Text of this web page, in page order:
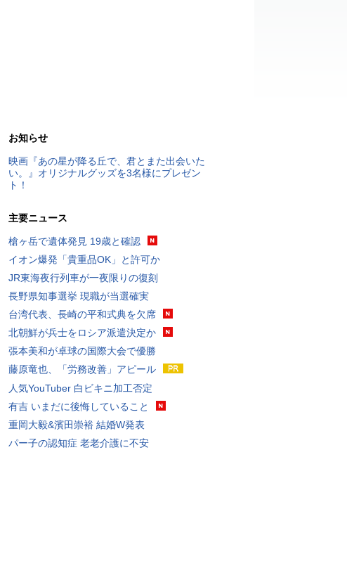
お知らせ
映画『あの星が降る丘で、君とまた出会いた
い。』オリジナルグッズを3名様にプレゼン
ト！
主要ニュース
槍ヶ岳で遺体発見 19歳と確認
イオン爆発「貴重品OK」と許可か
JR東海夜行列車が一夜限りの復刻
長野県知事選挙 現職が当選確実
台湾代表、長崎の平和式典を欠席
北朝鮮が兵士をロシア派遣決定か
張本美和が卓球の国際大会で優勝
藤原竜也、「労務改善」アピール
人気YouTuber 白ビキニ加工否定
有吉 いまだに後悔していること
重岡大毅&濱田崇裕 結婚W発表
パー子の認知症 老老介護に不安